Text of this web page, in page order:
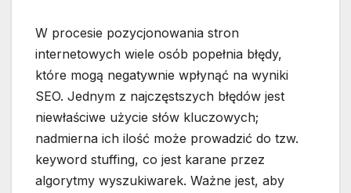
W procesie pozycjonowania stron
internetowych wiele osób popełnia błędy,
które mogą negatywnie wpłynąć na wyniki
SEO. Jednym z najczęstszych błędów jest
niewłaściwe użycie słów kluczowych;
nadmierna ich ilość może prowadzić do tzw.
keyword stuffing, co jest karane przez
algorytmy wyszukiwarek. Ważne jest, aby